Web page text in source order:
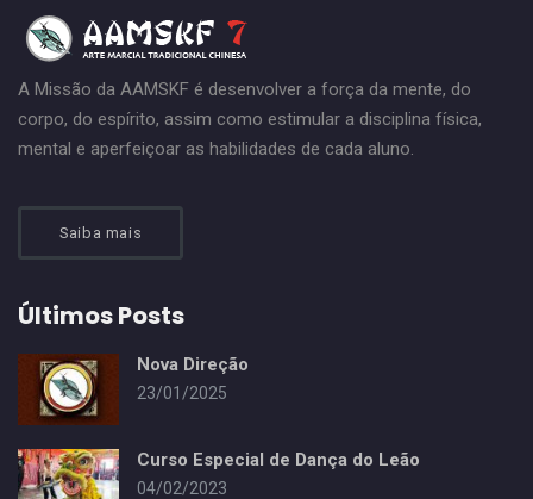
A Missão da AAMSKF é desenvolver a força da mente, do
corpo, do espírito, assim como estimular a disciplina física,
mental e aperfeiçoar as habilidades de cada aluno.
Saiba mais
Últimos Posts
Nova Direção
23/01/2025
Curso Especial de Dança do Leão
04/02/2023